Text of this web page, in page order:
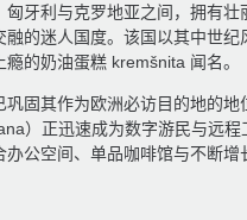
匈牙利与克罗地亚之间，拥有壮
融的迷人国度。该国以其中世纪
瘾的奶油蛋糕 kremšnita 闻名。
巩固其作为欧洲必访目的地的地
）正迅速成为数字游民与远
办公空间、单品咖啡馆与不断增